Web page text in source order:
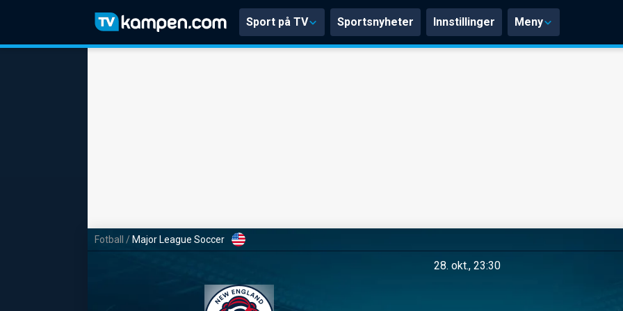
Sport på TV Sportsnyheter Innstillinger Meny
Fotball / Major League Soccer
28. okt., 23:30